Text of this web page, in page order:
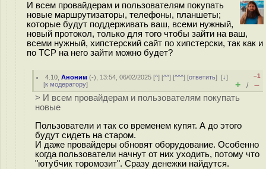
И всем провайдерам и пользователям покупать
новые маршрутизаторы, телефоны, планшеты;
которые будут поддерживать ваш, всеми нужный,
новый протокол, только для того чтобы зайти на ваш,
всеми нужный, хипстерский сайт по хипстерски, так как и
по TCP на него зайти можно будет?
4.10 ,Аноним (-), 13:54, 06/02/2025 [^] [^^] [^^^] [ответить][↓]
[к модератору]
–1
+ / –
> И всем провайдерам и пользователям покупать
новые
Пользователи и так со временем купят. А до этого
будут сидеть на старом.
И даже провайдеры обновят оборудование. Особенно
когда пользователи начнут от них уходить, потому что
"ютубчик торомозит". Сразу денежки найдутся.